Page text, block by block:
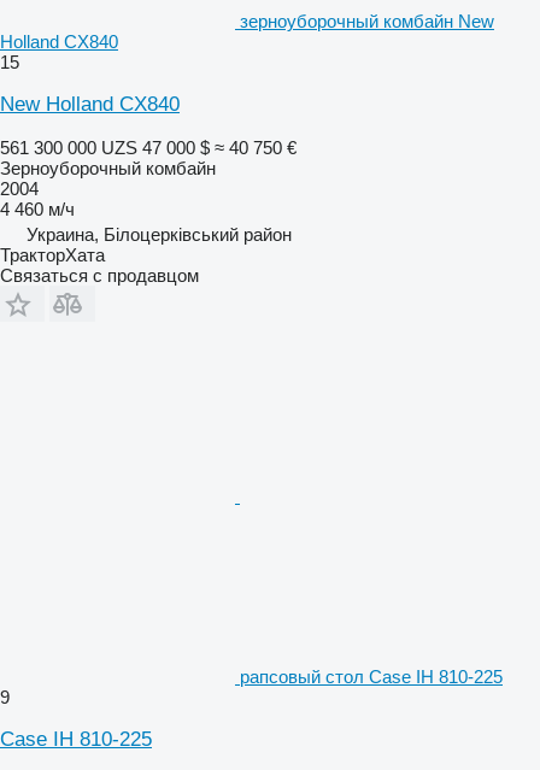
зерноуборочный комбайн New
Holland CX840
15
New Holland CX840
561 300 000 UZS 47 000 $ ≈ 40 750 €
Зерноуборочный комбайн
2004
4 460 м/ч
Украина, Білоцерківський район
ТракторХата
Связаться с продавцом
рапсовый стол Case IH 810-225
9
Case IH 810-225